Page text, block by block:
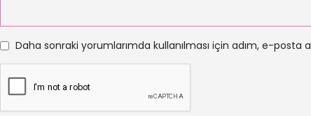
Daha sonraki yorumlarımda kullanılması için adım, e-